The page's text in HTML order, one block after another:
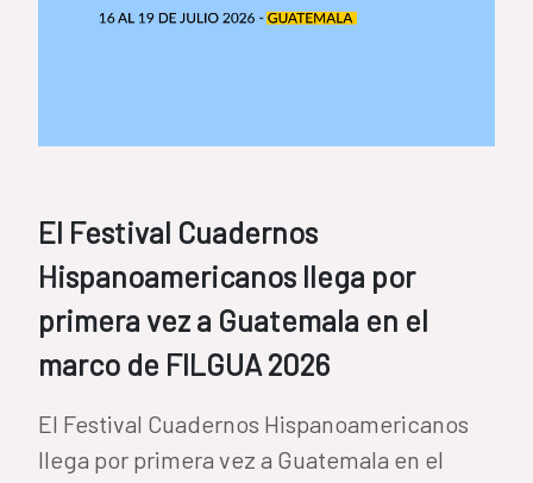
El Festival Cuadernos
Hispanoamericanos llega por
primera vez a Guatemala en el
marco de FILGUA 2026
El Festival Cuadernos Hispanoamericanos
llega por primera vez a Guatemala en el